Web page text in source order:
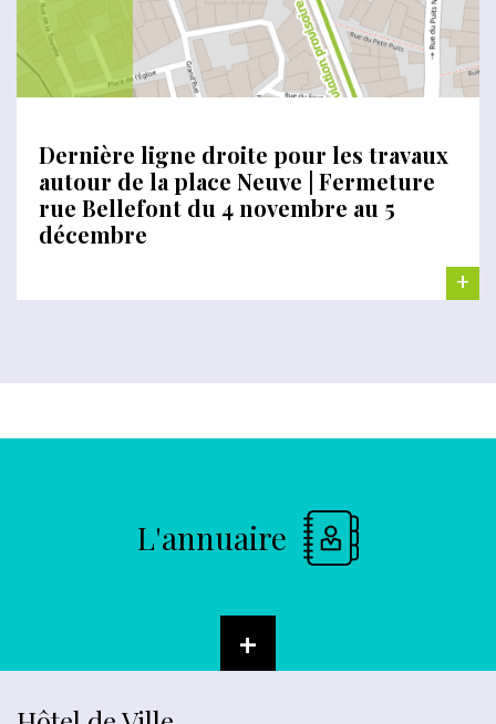
Dernière ligne droite pour les travaux
autour de la place Neuve | Fermeture
rue Bellefont du 4 novembre au 5
décembre
+
L'annuaire
+